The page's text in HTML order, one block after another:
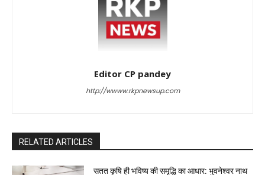
Editor CP pandey
http://wwww.rkpnewsup.com
RELATED ARTICLES
सतत कृषि ही भविष्य की समृद्धि का आधार: भुवनेश्वर नाथ